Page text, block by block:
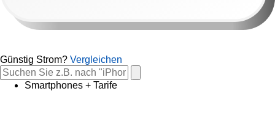
Günstig Strom? Vergleichen
Smartphones + Tarife